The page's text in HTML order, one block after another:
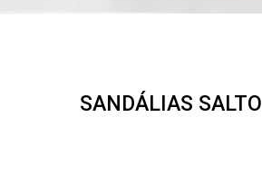
SANDÁLIAS SALTO